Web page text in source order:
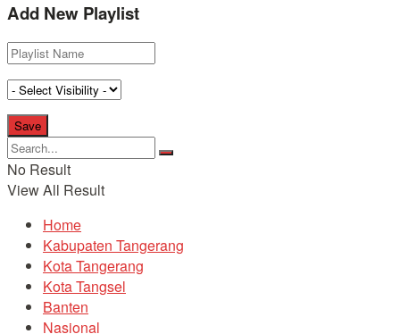
Add New Playlist
No Result
View All Result
Home
Kabupaten Tangerang
Kota Tangerang
Kota Tangsel
Banten
Nasional